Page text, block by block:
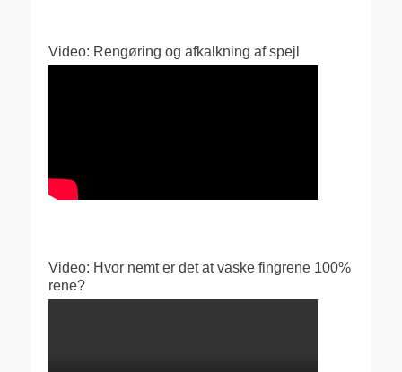
Video: Rengøring og afkalkning af spejl
Video: Hvor nemt er det at vaske fingrene 100%
rene?